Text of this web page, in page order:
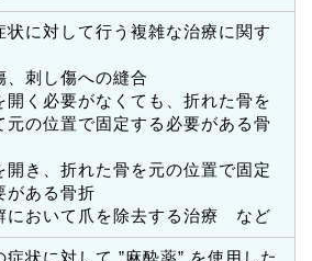
状に対して行う複雑な治療に関す
、刺し傷への縫合
開く必要がなくても、折れた骨を
元の位置で固定する必要がある骨
開き、折れた骨を元の位置で固定
がある骨折
において爪を除去する治療 など
症状に対して ”麻酔薬” を使用した